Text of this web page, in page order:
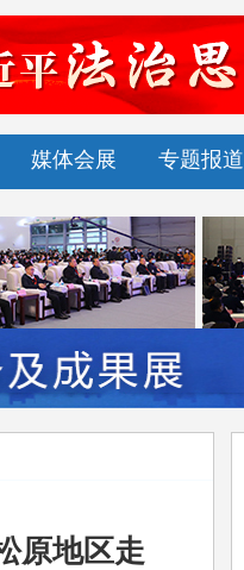
媒体会展 专题报道
原地区走